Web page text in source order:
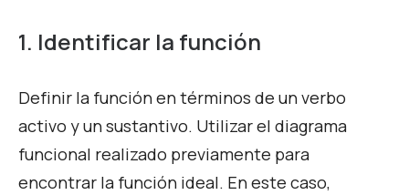
1. Identificar la función
Definir la función en términos de un verbo
activo y un sustantivo. Utilizar el diagrama
funcional realizado previamente para
encontrar la función ideal. En este caso,